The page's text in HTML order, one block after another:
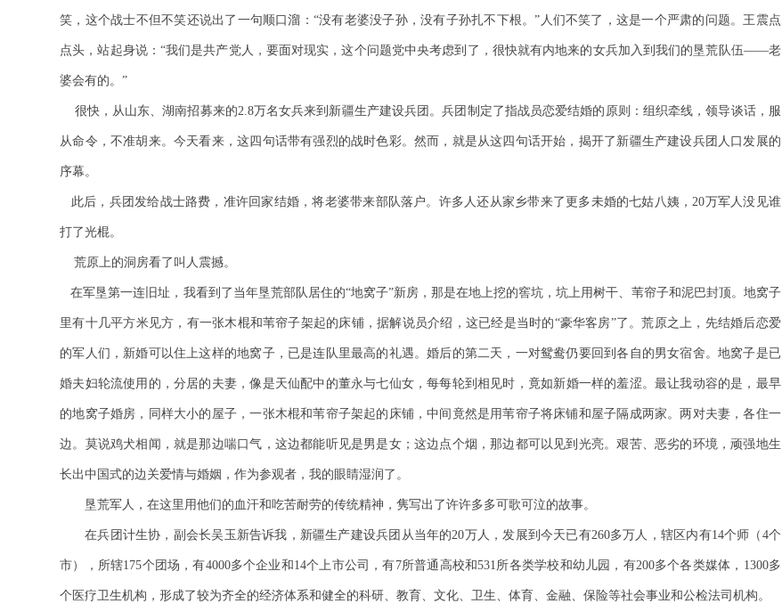
笑，这个战士不但不笑还说出了一句顺口溜：“没有老婆没子孙，没有子孙扎不下根。”人们不笑了，这是一个严肃的问题。王震点
点头，站起身说：“我们是共产党人，要面对现实，这个问题党中央考虑到了，很快就有内地来的女兵加入到我们的垦荒队伍——老
婆会有的。”
很快，从山东、湖南招募来的2.8万名女兵来到新疆生产建设兵团。兵团制定了指战员恋爱结婚的原则：组织牵线，领导谈话，服
从命令，不准胡来。今天看来，这四句话带有强烈的战时色彩。然而，就是从这四句话开始，揭开了新疆生产建设兵团人口发展的
序幕。
此后，兵团发给战士路费，准许回家结婚，将老婆带来部队落户。许多人还从家乡带来了更多未婚的七姑八姨，20万军人没见谁
打了光棍。
荒原上的洞房看了叫人震撼。
在军垦第一连旧址，我看到了当年垦荒部队居住的“地窝子”新房，那是在地上挖的窖坑，坑上用树干、苇帘子和泥巴封顶。地窝子
里有十几平方米见方，有一张木棍和苇帘子架起的床铺，据解说员介绍，这已经是当时的“豪华客房”了。荒原之上，先结婚后恋爱
的军人们，新婚可以住上这样的地窝子，已是连队里最高的礼遇。婚后的第二天，一对鸳鸯仍要回到各自的男女宿舍。地窝子是已
婚夫妇轮流使用的，分居的夫妻，像是天仙配中的董永与七仙女，每每轮到相见时，竟如新婚一样的羞涩。最让我动容的是，最早
的地窝子婚房，同样大小的屋子，一张木棍和苇帘子架起的床铺，中间竟然是用苇帘子将床铺和屋子隔成两家。两对夫妻，各住一
边。莫说鸡犬相闻，就是那边喘口气，这边都能听见是男是女；这边点个烟，那边都可以见到光亮。艰苦、恶劣的环境，顽强地生
长出中国式的边关爱情与婚姻，作为参观者，我的眼睛湿润了。
垦荒军人，在这里用他们的血汗和吃苦耐劳的传统精神，隽写出了许许多多可歌可泣的故事。
在兵团计生协，副会长吴玉新告诉我，新疆生产建设兵团从当年的20万人，发展到今天已有260多万人，辖区内有14个师（4个
市），所辖175个团场，有4000多个企业和14个上市公司，有7所普通高校和531所各类学校和幼儿园，有200多个各类媒体，1300多
个医疗卫生机构，形成了较为齐全的经济体系和健全的科研、教育、文化、卫生、体育、金融、保险等社会事业和公检法司机构。